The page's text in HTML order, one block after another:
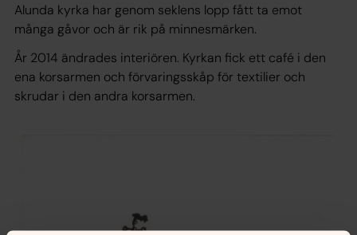
Alunda kyrka har genom seklens lopp fått ta emot
många gåvor och är rik på minnesmärken.
År 2014 ändrades interiören. Kyrkan fick ett café i den
ena korsarmen och förvaringsskåp för textilier och
skrudar i den andra korsarmen.